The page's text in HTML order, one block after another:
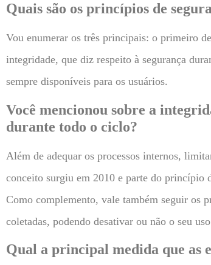
Quais são os princípios de
Vou enumerar os três principais: o primeiro
integridade, que diz respeito à segurança
sempre disponíveis para os usuários.
Você mencionou sobre a
durante todo o ciclo?
Além de adequar os processos internos,
conceito surgiu em 2010 e parte do princípio
Como complemento, vale também seguir os
coletadas, podendo desativar ou não o seu
Qual a principal medida que as